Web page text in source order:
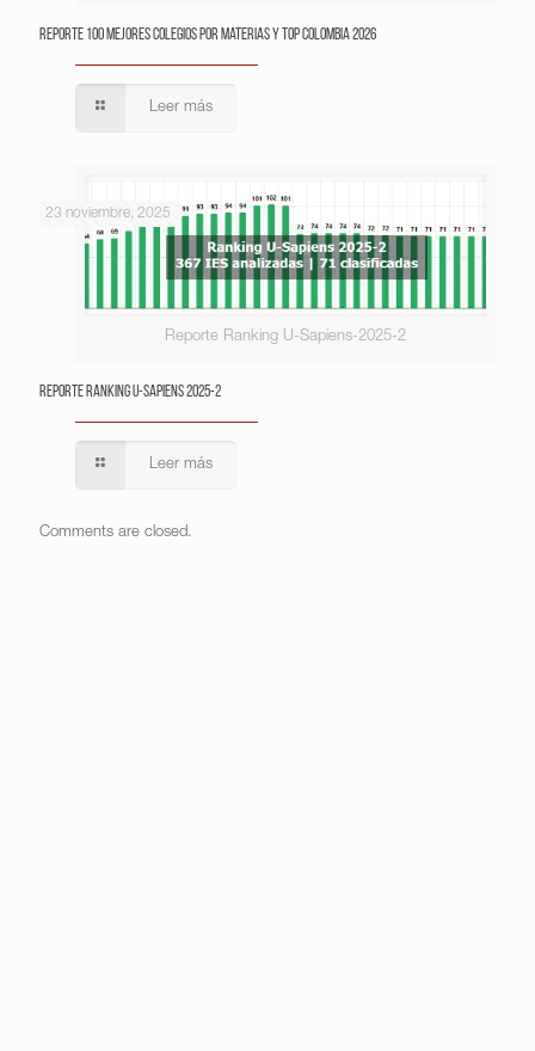
Reporte 100 Mejores Colegios por Materias y Top Colombia 2026
Leer más
Reporte Ranking U-Sapiens-2025-2
23 noviembre, 2025
Reporte Ranking U-Sapiens 2025-2
Leer más
Comments are closed.